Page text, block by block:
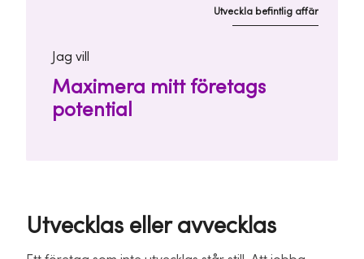
Utveckla befintlig affär
Jag vill
Maximera mitt företags
potential
Utvecklas eller avvecklas